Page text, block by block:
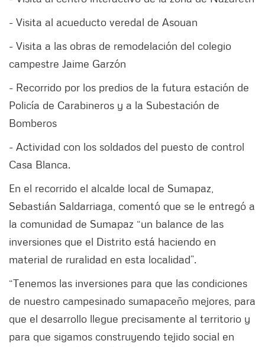
- Visita al acueducto veredal de Asouan
- Visita a las obras de remodelación del colegio
campestre Jaime Garzón
- Recorrido por los predios de la futura estación de
Policía de Carabineros y a la Subestación de
Bomberos
- Actividad con los soldados del puesto de control
Casa Blanca.
En el recorrido el alcalde local de Sumapaz,
Sebastián Saldarriaga, comentó que se le entregó a
la comunidad de Sumapaz “un balance de las
inversiones que el Distrito está haciendo en
material de ruralidad en esta localidad”.
“Tenemos las inversiones para que las condiciones
de nuestro campesinado sumapaceño mejores, para
que el desarrollo llegue precisamente al territorio y
para que sigamos construyendo tejido social en